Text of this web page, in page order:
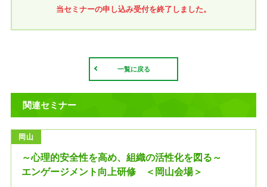
当セミナーの申し込み受付を終了しました。
一覧に戻る
関連セミナー
岡山
～心理的安全性を高め、組織の活性化を図る～
エンゲージメント向上研修 ＜岡山会場＞